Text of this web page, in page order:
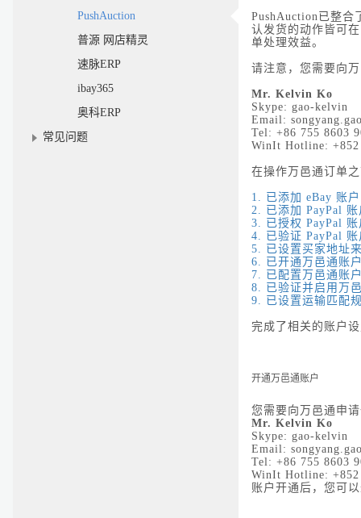
PushAuction
普源 网店精灵
速脉ERP
ibay365
奥科ERP
常见问题
PushAuction 已整合
认发货的动作皆可
单处理效益。
请注意，您需要向
Mr. Kelvin Ko
Skype: gao-kelvin
Email:
Tel: +86 755 8603
WinIt Hotline: +852
在操作万邑通订单
1. 已添加 eBay 账户
2.
已添加 PayPal 账
3.
已授权 PayPal 账
4.
已验证 PayPal 账
5.
已设置买家地址
6.
已开通万邑通账
7.
已配置万邑通账
8.
已验证并启用万
9.
已设置运输匹配
完成了相关的账户
开通万邑通账户
您需要向万邑通申
Mr. Kelvin Ko
Skype: gao-kelvin
Email:
Tel: +86 755 8603
WinIt Hotline:
账户开通后，您可